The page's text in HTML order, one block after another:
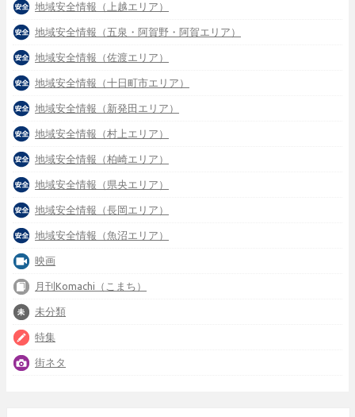
地域安全情報（上越エリア）
地域安全情報（五泉・阿賀野・阿賀エリア）
地域安全情報（佐渡エリア）
地域安全情報（十日町市エリア）
地域安全情報（新発田エリア）
地域安全情報（村上エリア）
地域安全情報（柏崎エリア）
地域安全情報（県央エリア）
地域安全情報（長岡エリア）
地域安全情報（魚沼エリア）
映画
月刊Komachi（こまち）
未分類
特集
街ネタ